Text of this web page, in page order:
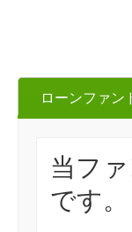
ローンファン
当フ
です。